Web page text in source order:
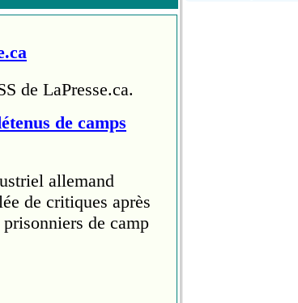
de LaPresse.ca.
de camps
allemand
de critiques après
de camp